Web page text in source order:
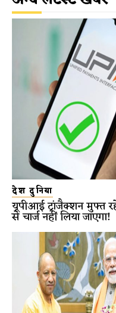
देश दुनिया
यूपीआई ट्रांजैक्शन मुफ्त
से चार्ज नहीं लिया जाएगा!